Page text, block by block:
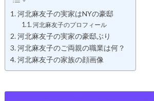
河北麻友子の実家はNYの豪邸
河北麻友子のプロフィール
河北麻友子の実家の豪邸ぶり
河北麻友子のご両親の職業は何？
河北麻友子の家族の顔画像